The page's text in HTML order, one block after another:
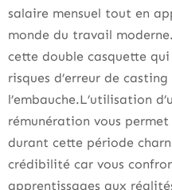
salaire mensuel tout en
monde du travail
cette double casquette
risques d’erreur de casting
l’embauche.L’utilisation
rémunération vous permet
durant cette période
crédibilité car vous
apprentissages aux